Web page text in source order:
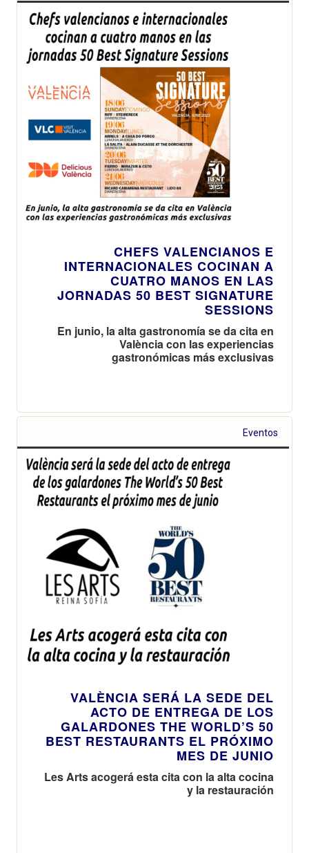
CHEFS VALENCIANOS E
INTERNACIONALES COCINAN A
CUATRO MANOS EN LAS
JORNADAS 50 BEST SIGNATURE
SESSIONS
En junio, la alta gastronomía se da cita en
València con las experiencias
gastronómicas más exclusivas
Eventos
VALÈNCIA SERÁ LA SEDE DEL
ACTO DE ENTREGA DE LOS
GALARDONES THE WORLD’S 50
BEST RESTAURANTS EL PRÓXIMO
MES DE JUNIO
Les Arts acogerá esta cita con la alta cocina
y la restauración